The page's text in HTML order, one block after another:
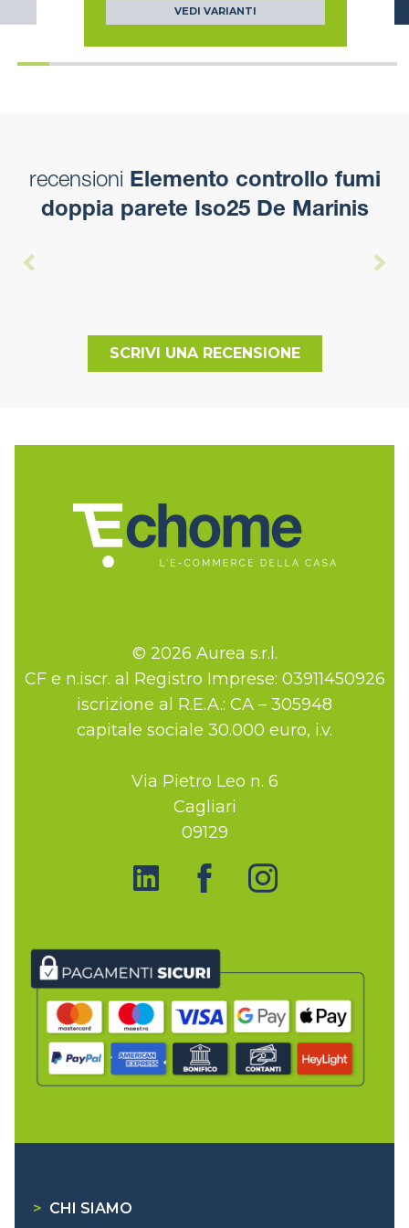
VEDI VARIANTI
recensioni Elemento controllo fumi
doppia parete Iso25 De Marinis
SCRIVI UNA RECENSIONE
© 2026 Aurea s.r.l.
CF e n.iscr. al Registro Imprese: 03911450926
iscrizione al R.E.A.: CA – 305948
capitale sociale 30.000 euro, i.v.
Via Pietro Leo n. 6
Cagliari
09129
> CHI SIAMO